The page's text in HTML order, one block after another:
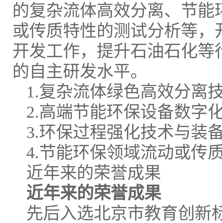
的复杂流体高效分离、节
或传质特性的测试分析等
开发工作，提升石油石化
的自主研发水平。
1.复杂流体绿色高效分离
2.高端节能环保设备数字
3.环保过程强化技术与装
4.节能环保领域流动或传
近年来的荣誉成果
近年来的荣誉成果
先后入选北京市教育创新